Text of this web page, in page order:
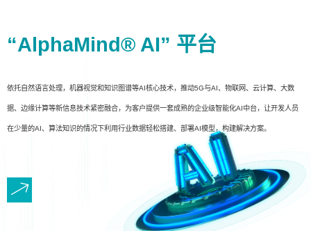
“AlphaMind® AI” 平台
依托自然语言处理，机器视觉和知识图谱等AI核心技术，推动5G与AI、物联网、云计算、大数
据、边缘计算等新信息技术紧密融合，为客户提供一套成熟的企业级智能化AI中台，让开发人员
在少量的AI、算法知识的情况下利用行业数据轻松搭建、部署AI模型，构建解决方案。